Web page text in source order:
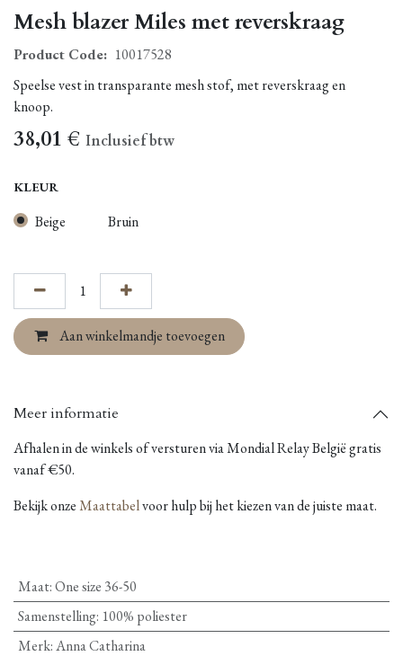
Mesh blazer Miles met reverskraag
Product Code: 10017528
Speelse vest in transparante mesh stof, met reverskraag en
knoop.
38,01 € Inclusief btw
KLEUR
Beige Bruin
Aan winkelmandje toevoegen
Meer informatie
Afhalen in de winkels of versturen via Mondial Relay België gratis
vanaf €50.
Bekijk onzeMaattabelvoor hulp bij het kiezen van de juiste maat.
Maat:One size 36-50
Samenstelling: 100% poliester
Merk:Anna Catharina